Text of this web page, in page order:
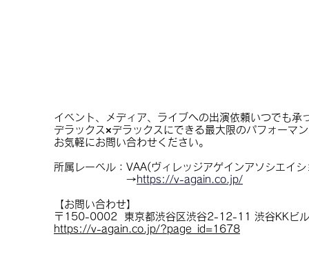
イベント、メディア、ライブへの出演依頼いつでも承
デラックス×デラックスにできる最大限のパフォーマ
お気軽にお問い合わせください。
所属レーベル：VAA(ヴィレッジアゲインアソシエイシ
→ https://v-again.co.jp/
【お問い合わせ】
〒150-0002 東京都渋谷区渋谷2-12-11 渋谷KKビ
https://v-again.co.jp/?page_id=1678